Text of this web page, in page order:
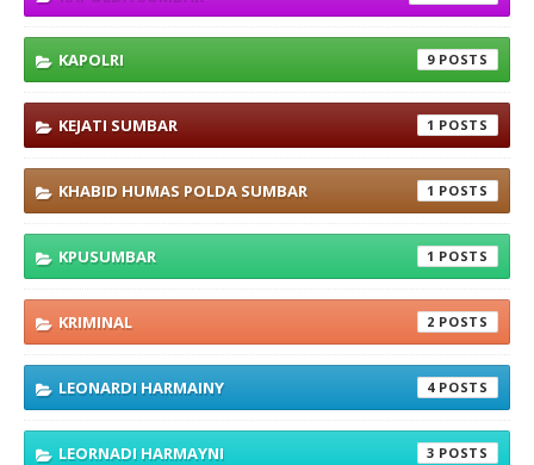
KAPOLRI 9
KEJATI SUMBAR 1
KHABID HUMAS POLDA SUMBAR 1
KPUSUMBAR 1
KRIMINAL 2
LEONARDI HARMAINY 4
LEORNADI HARMAYNI 3